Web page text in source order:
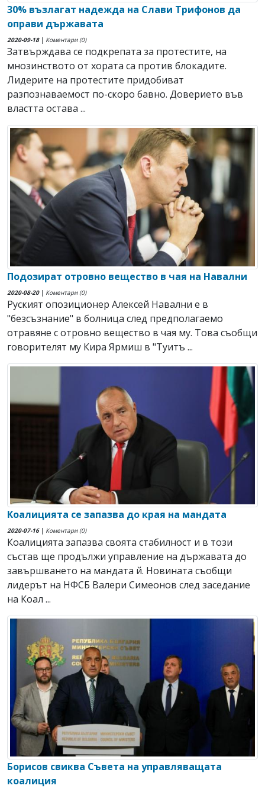
30% възлагат надежда на Слави Трифонов да
оправи държавата
2020-09-18| Коментари (0)
Затвърждава се подкрепата за протестите, на
мнозинството от хората са против блокадите.
Лидерите на протестите придобиват
разпознаваемост по-скоро бавно. Доверието във
властта остава ...
Подозират отровно вещество в чая на Навални
2020-08-20| Коментари (0)
Руският опозиционер Алексей Навални е в
"безсъзнание" в болница след предполагаемо
отравяне с отровно вещество в чая му. Това съобщи
говорителят му Кира Ярмиш в "Туитъ ...
Коалицията се запазва до края на мандата
2020-07-16| Коментари (0)
Коалицията запазва своята стабилност и в този
състав ще продължи управление на държавата до
завършването на мандата й. Новината съобщи
лидерът на НФСБ Валери Симеонов след заседание
на Коал ...
Борисов свиква Съвета на управляващата
коалиция